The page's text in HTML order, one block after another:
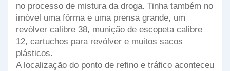
no processo de mistura da droga. Tinha também no
imóvel uma fôrma e uma prensa grande, um
revólver calibre 38, munição de escopeta calibre
12, cartuchos para revólver e muitos sacos
plásticos.
A localização do ponto de refino e tráfico aconteceu